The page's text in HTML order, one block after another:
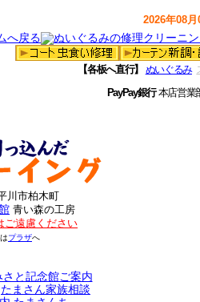
2026年08
【各板へ直行】 ぬいぐるみ
PayPay銀行本店営
川市柏木町
青い森の工房
ご遠慮ください
プラザへ
さと記念館ご案内
たまさん家族相談